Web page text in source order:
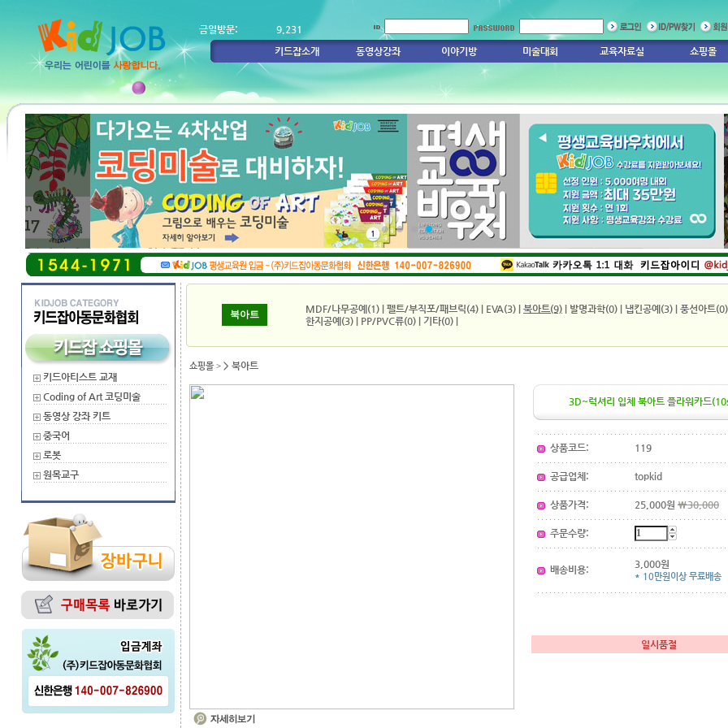
금일방문:
9,231
키드잡소개
동영상강좌 이야기방 미술대회 교육자료실 쇼핑몰
1 2 3 4
키드아티스트 교재
Coding of Art 코딩미술
동영상 강좌 키트
중국어
로봇
원목교구
북아트 MDF/나무공예(1) 펠트/부직포/패브릭(4) EVA(3) 북아트(9) 발명과학(0) 냅킨공예(3)
풍선아트(0)
한지공예(3)
PP/PVC류(0) 기타(0)
쇼핑몰 > > 북아트
3D~럭셔리 입체 북아트 플라워카드
상품코드: 119
공급업체: topkid
상품가격: 25,000원 \30,000
주문수량:
배송비용: 3,000원
* 10만원이상 무료배송
일시품절